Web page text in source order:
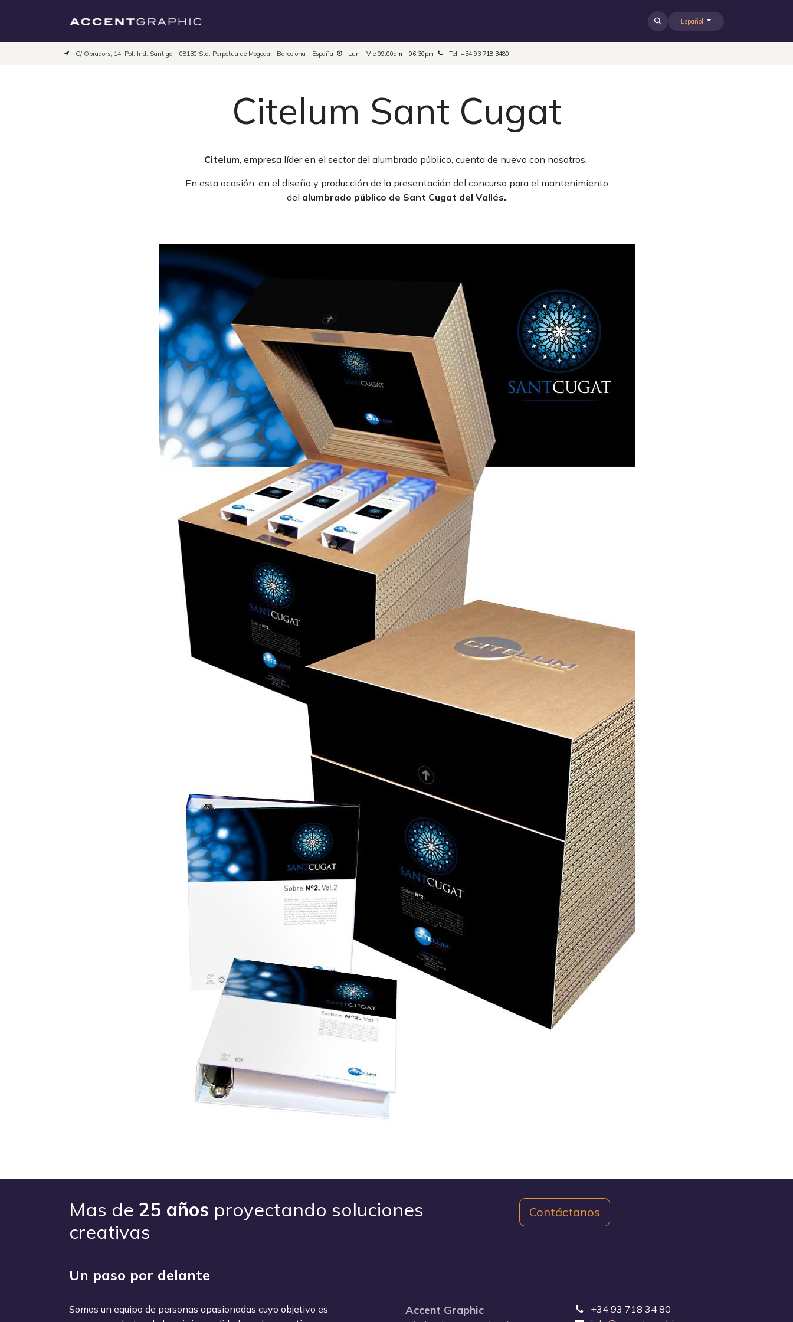
News Contacto
Español
C/ Obradors, 14, Pol. Ind. Santiga - 08130 Sta. Perpètua de Mogoda - Barcelona - España Lun - Vie 09:00am - 06:30pm Tel. +34 93 718 3480
Citelum Sant Cugat
Citelum , empresa líder en el sector del alumbrado público, cuenta de nuevo con nosotros.
En esta ocasión, en el diseño y producción de la presentación del concurso para el mantenimiento
del alumbrado público de Sant Cugat del Vallés.
Mas de 25 años proyectando soluciones
creativas
Contáctanos
Un paso por delante
Somos un equipo de personas apasionadas cuyo objetivo es
Accent Graphic
+34 93 718 34 80